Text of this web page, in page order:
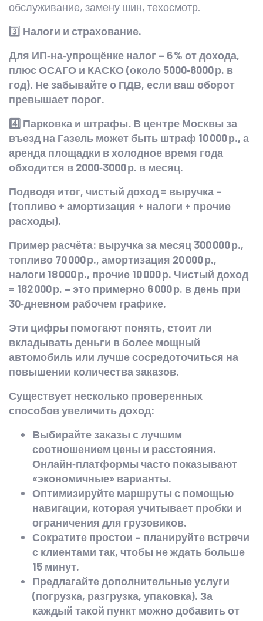
обслуживание, замену шин, техосмотр.
3️⃣ Налоги и страхование.
Для ИП‑на‑упрощёнке налог – 6 % от дохода,
плюс ОСАГО и КАСКО (около 5000‑8000 р. в
год). Не забывайте о ПДВ, если ваш оборот
превышает порог.
4️⃣ Парковка и штрафы. В центре Москвы за
въезд на Газель может быть штраф 10 000 р., а
аренда площадки в холодное время года
обходится в 2000‑3000 р. в месяц.
Подводя итог, чистый доход = выручка –
(топливо + амортизация + налоги + прочие
расходы).
Пример расчёта: выручка за месяц 300 000 р.,
топливо 70 000 р., амортизация 20 000 р.,
налоги 18 000 р., прочие 10 000 р. Чистый доход
= 182 000 р. – это примерно 6 000 р. в день при
30‑дневном рабочем графике.
Эти цифры помогают понять, стоит ли
вкладывать деньги в более мощный
автомобиль или лучше сосредоточиться на
повышении количества заказов.
Существует несколько проверенных
способов увеличить доход:
Выбирайте заказы с лучшим
соотношением цены и расстояния.
Онлайн‑платформы часто показывают
«экономичные» варианты.
Оптимизируйте маршруты с помощью
навигации, которая учитывает пробки и
ограничения для грузовиков.
Сократите простои – планируйте встречи
с клиентами так, чтобы не ждать больше
15 минут.
Предлагайте дополнительные услуги
(погрузка, разгрузка, упаковка). За
каждый такой пункт можно добавить от